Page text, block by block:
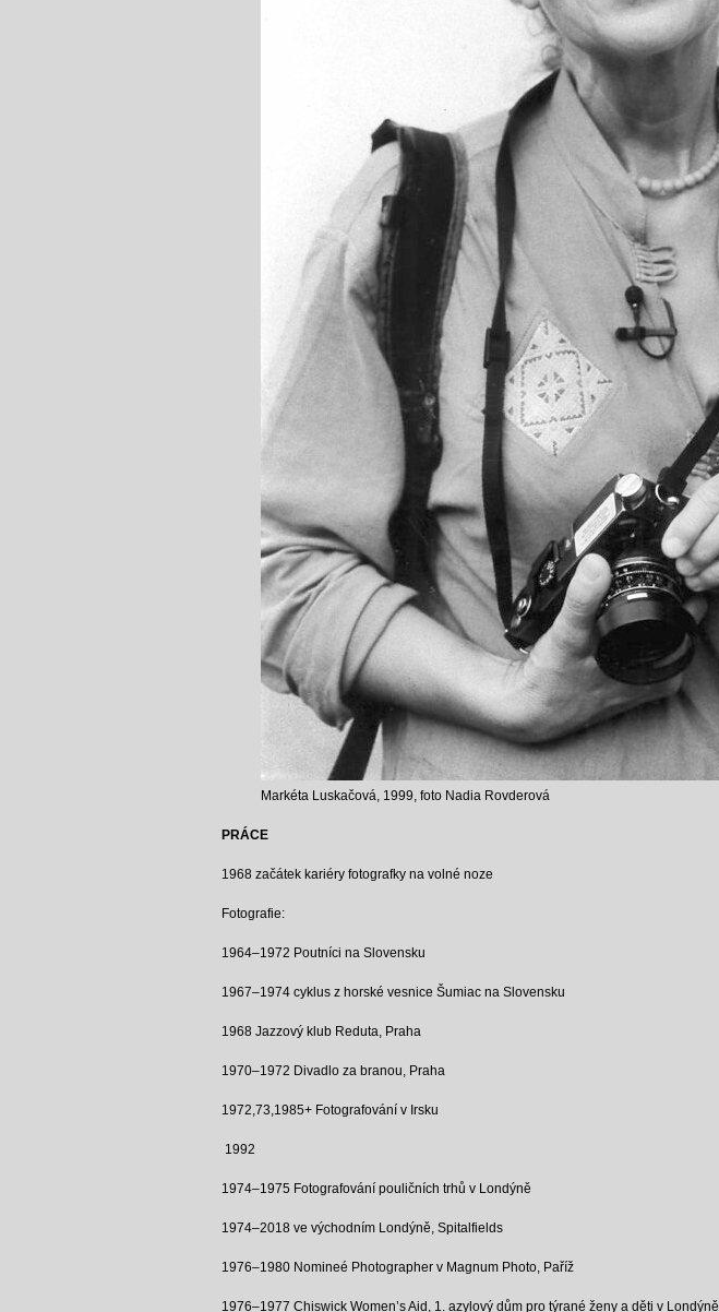
Markéta Luskačová, 1999, foto Nadia Rovderová
PRÁCE
1968 začátek kariéry fotografky na volné noze
Fotografie:
1964–1972 Poutníci na Slovensku
1967–1974 cyklus z horské vesnice Šumiac na Slovensku
1968 Jazzový klub Reduta, Praha
1970–1972 Divadlo za branou, Praha
1972,73,1985+ Fotografování v Irsku
1992
1974–1975 Fotografování pouličních trhů v Londýně
1974–2018 ve východním Londýně, Spitalfields
1976–1980 Nomineé Photographer v Magnum Photo, Paříž
1976–1977 Chiswick Women’s Aid, 1. azylový dům pro týrané ženy a děti v Londýně